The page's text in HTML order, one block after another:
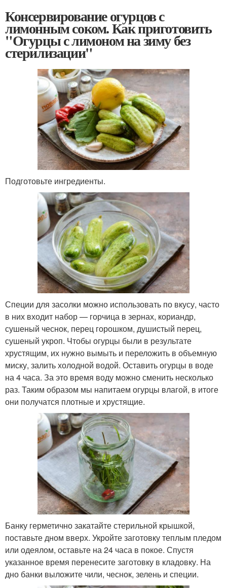
Консервирование огурцов с
лимонным соком. Как приготовить
"Огурцы с лимоном на зиму без
стерилизации"
Подготовьте ингредиенты.
Специи для засолки можно использовать по вкусу, часто
в них входит набор — горчица в зернах, кориандр,
сушеный чеснок, перец горошком, душистый перец,
сушеный укроп. Чтобы огурцы были в результате
хрустящим, их нужно вымыть и переложить в объемную
миску, залить холодной водой. Оставить огурцы в воде
на 4 часа. За это время воду можно сменить несколько
раз. Таким образом мы напитаем огурцы влагой, в итоге
они получатся плотные и хрустящие.
Банку герметично закатайте стерильной крышкой,
поставьте дном вверх. Укройте заготовку теплым пледом
или одеялом, оставьте на 24 часа в покое. Спустя
указанное время перенесите заготовку в кладовку. На
дно банки выложите чили, чеснок, зелень и специи.